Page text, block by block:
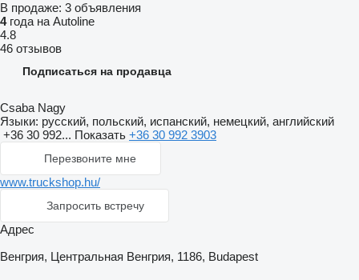
В продаже: 3 объявления
4года на Autoline
4.8
46 отзывов
Подписаться на продавца
Csaba Nagy
Языки: русский, польский, испанский, немецкий, английский
+36 30 992... Показать +36 30 992 3903
Перезвоните мне
www.truckshop.hu/
Запросить встречу
Адрес
Венгрия, Центральная Венгрия, 1186, Budapest